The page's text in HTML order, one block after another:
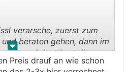
. .
verarsche, zuerst zum
beraten gehen, dann im
und dort bestellen..
keine mehr zum schauen
Preis drauf an wie schon